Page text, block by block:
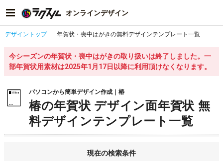
オンラインデザイン
デザイントップ 年賀状・喪中はがきの無料デザインテンプレート一覧
今シーズンの年賀状・喪中はがきの取り扱いは終了しました。一
部年賀状用素材は2025年1月17日以降に利用頂けなくなります。
パソコンから簡単デザイン作成｜椿
椿の年賀状 デザイン面年賀状 無
料デザインテンプレート一覧
現在の検索条件